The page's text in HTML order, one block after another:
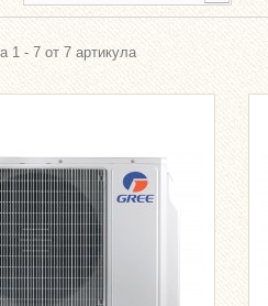
1 - 7 от 7 артикула